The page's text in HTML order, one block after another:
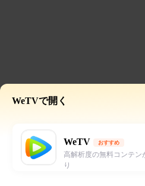
WeTVで開く
WeTV おすすめ
高解析度の無料コンテン
り